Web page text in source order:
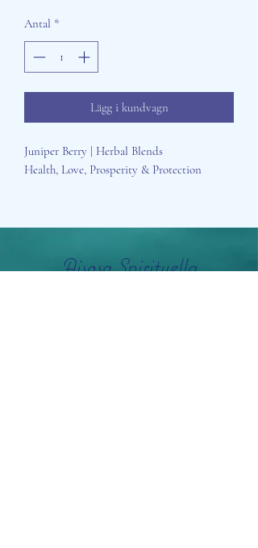
Antal *
Lägg i kundvagn
Juniper Berry | Herbal Blends
Health, Love, Prosperity & Protection
Aisosa Spirituella